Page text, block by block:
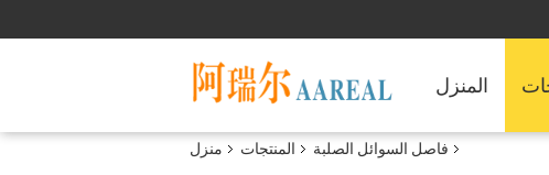
المنزل
منزل المنتجات فاصل السوائل الصلبة